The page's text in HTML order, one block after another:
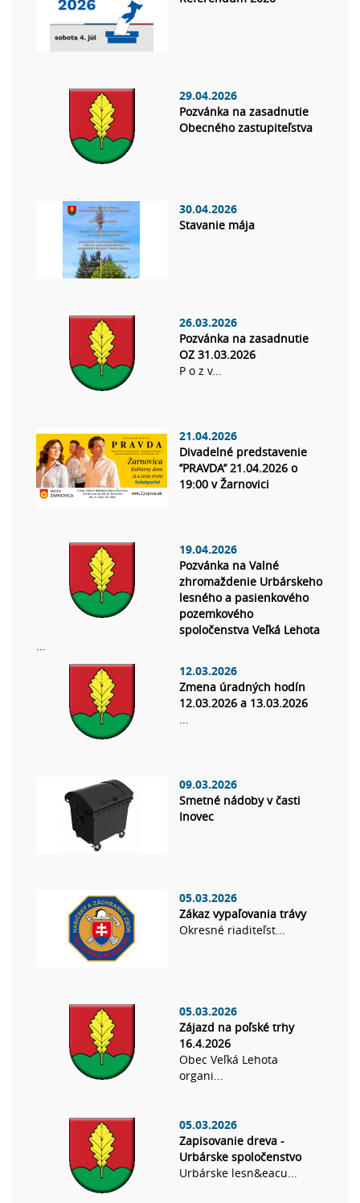
29.04.2026
Pozvánka na zasadnutie
Obecného zastupiteľstva
30.04.2026
Stavanie mája
26.03.2026
Pozvánka na zasadnutie
OZ 31.03.2026
P o z v...
21.04.2026
Divadelné predstavenie
’’PRAVDA’’ 21.04.2026 o
19:00 v Žarnovici
19.04.2026
Pozvánka na Valné
zhromaždenie Urbárskeho
lesného a pasienkového
pozemkového
spoločenstva Veľká Lehota
...
12.03.2026
Zmena úradných hodín
12.03.2026 a 13.03.2026
...
09.03.2026
Smetné nádoby v časti
Inovec
05.03.2026
Zákaz vypaľovania trávy
Okresné riaditeľst...
05.03.2026
Zájazd na poľské trhy
16.4.2026
Obec Veľká Lehota
organi...
05.03.2026
Zapisovanie dreva -
Urbárske spoločenstvo
Urbárske lesn&eacu...